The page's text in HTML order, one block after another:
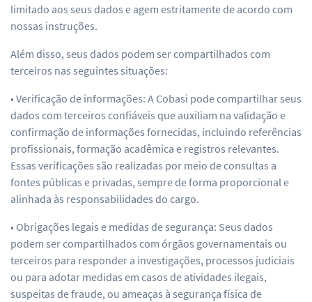
limitado aos seus dados e agem estritamente de acordo com
nossas instruções.
Além disso, seus dados podem ser compartilhados com
terceiros nas seguintes situações:
• Verificação de informações: A Cobasi pode compartilhar seus
dados com terceiros confiáveis que auxiliam na validação e
confirmação de informações fornecidas, incluindo referências
profissionais, formação acadêmica e registros relevantes.
Essas verificações são realizadas por meio de consultas a
fontes públicas e privadas, sempre de forma proporcional e
alinhada às responsabilidades do cargo.
• Obrigações legais e medidas de segurança: Seus dados
podem ser compartilhados com órgãos governamentais ou
terceiros para responder a investigações, processos judiciais
ou para adotar medidas em casos de atividades ilegais,
suspeitas de fraude, ou ameaças à segurança física de